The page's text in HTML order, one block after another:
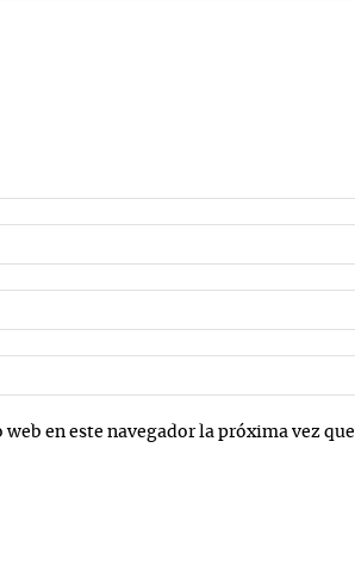
en este navegador la próxima vez que